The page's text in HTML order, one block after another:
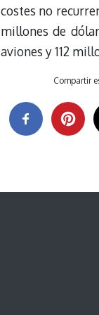
costes no
millones de
aviones y 112
Compartir